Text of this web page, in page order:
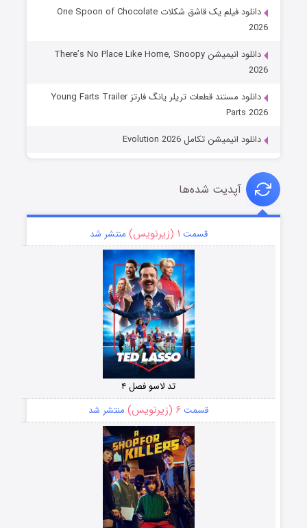
دانلود فیلم یک قاشق شکلات One Spoon of Chocolate
2026
دانلود انیمیشن There’s No Place Like Home, Snoopy
2026
دانلود مستند قطعات تریلر یانگ فارتز Young Farts Trailer
Parts 2026
دانلود انیمیشن تکامل Evolution 2026
آپدیت شده‌ها
قسمت ۱ (زیرنویس) منتشر شد
تد لاسو فصل ۴
قسمت ۶ (زیرنویس) منتشر شد